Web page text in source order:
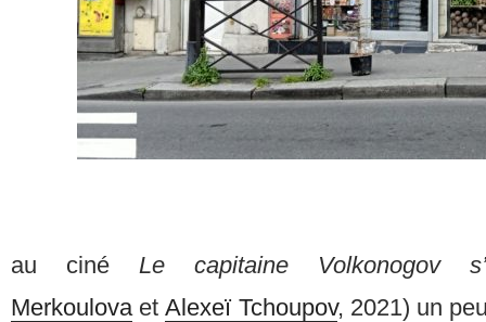
au ciné Le capitaine Volkonogov
Merkoulova etAlexeï Tchoupov, 2021) un